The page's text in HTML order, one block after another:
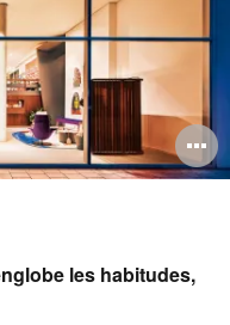
les habitudes,